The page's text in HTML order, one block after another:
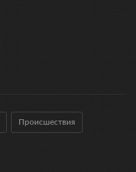
Происшествия